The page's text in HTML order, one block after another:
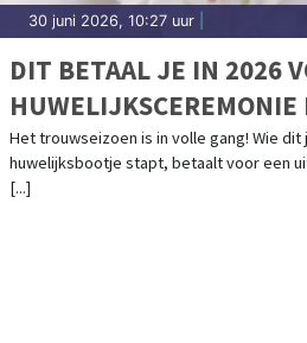
30 juni 2026, 10:27 uur
DIT BETAAL JE IN 2026
HUWELIJKSCEREMONIE
HOLLAND
Het trouwseizoen is in volle gang! Wie
huwelijksbootje stapt, betaalt voor een
[...]